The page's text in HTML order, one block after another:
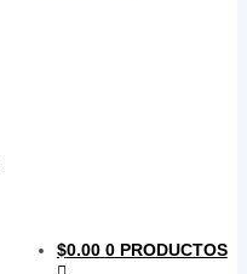
$0.00 0 PRODUCTOS